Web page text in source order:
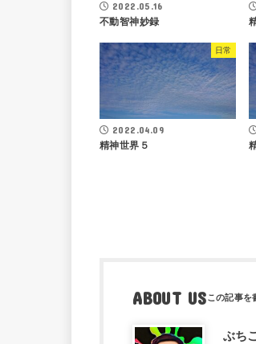
2022.05.16
不動智神妙録
日常
2022.04.09
精神世界５
ABOUT US
ぶち